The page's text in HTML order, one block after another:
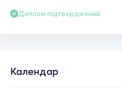
Диплом підтверджений
Календар